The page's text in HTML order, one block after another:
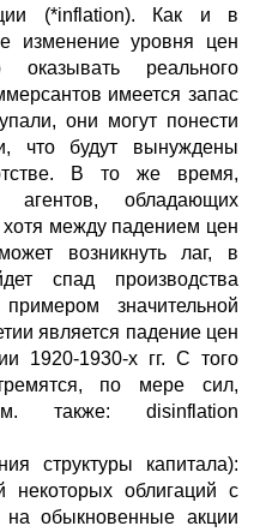
(*inflation). Как и в
изменение уровня цен
реального
имеется запас
они могут понести
что будут вынуждены
В то же время,
агентов, обладающих
хотя между падением цен
возникнуть лаг, в
спад производства
значительной
является падение цен
1920-1930-х гг. С того
по мере сил,
также: disinflation
структуры капитала):
некоторых облигаций с
обыкновенные акции